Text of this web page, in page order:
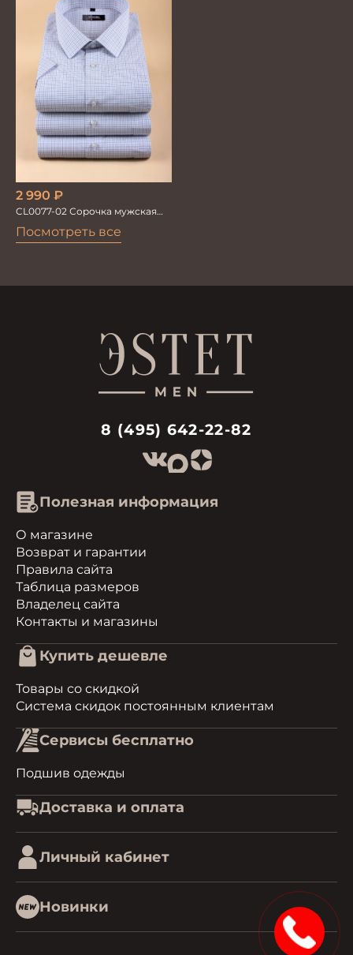
Посмотреть все
2 990 ₽
CL0077-02 Сорочка мужская
кор.рукав клетка
8 (495) 642-22-82
Полезная информация
О магазине
Возврат и гарантии
Правила сайта
Таблица размеров
Владелец сайта
Контакты и магазины
Купить дешевле
Товары со скидкой
Система скидок постоянным клиентам
Сервисы бесплатно
Подшив одежды
Доставка и оплата
Личный кабинет
Новинки